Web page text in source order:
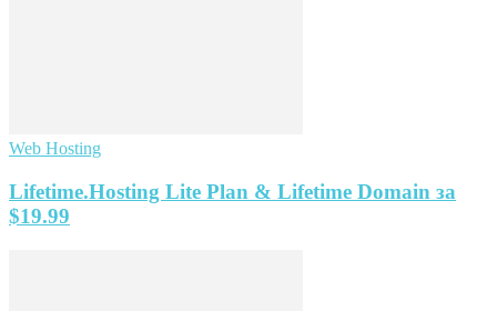
Web Hosting
Lifetime.Hosting Lite Plan & Lifetime Domain за
$19.99